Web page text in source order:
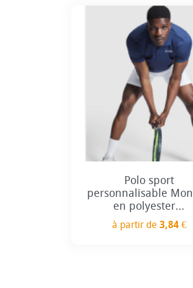
Polo sport
personnalisable
en polyester...
à partir de 3,84 €